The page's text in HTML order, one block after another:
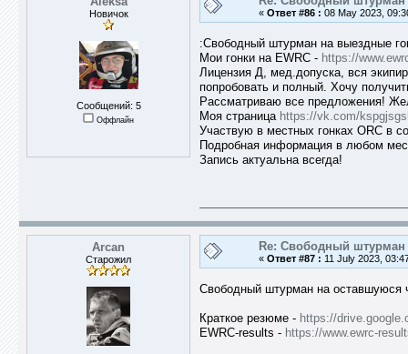
Новичок
Сообщений: 5
Оффлайн
« Ответ #86 : 08 May 2023,
:Свободный штурман на выездные
Мои гонки на EWRC - https://
Лицензия Д, мед.допуска, вся
попробовать и полный. Хочу
Рассматриваю все предложения!
Моя страница https://vk.com/
Участвую в местных гонках ORC в
Подробная информация в любом
Запись актуальна всегда!
Arcan
Старожил
Re: Свободный штурман
« Ответ #87 : 11 July 2023,
Свободный штурман на оставшуюся
Краткое резюме - https://
EWRC-results - https://www.ewrc-